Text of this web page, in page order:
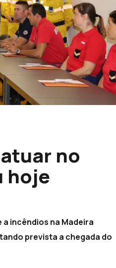
no
hoje
incêndios na Madeira
prevista a chegada do